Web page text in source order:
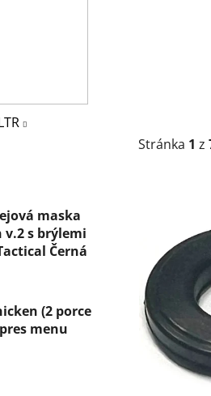
maska
v.2 s brýlemi
Černá
(2 porce
menu
Stránka 1 z
s
p
r
o